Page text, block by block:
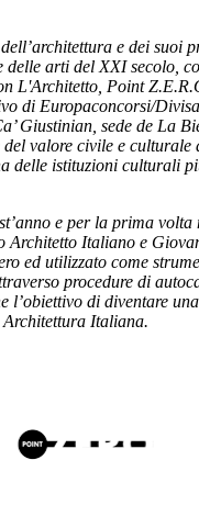
e dei suoi
delle arti del XXI secolo,
L'Architetto, Point
di Europaconcorsi/
Giustinian, sede de La
del valore civile e
delle istituzioni culturali
e per la prima
Architetto Italiano e
ed utilizzato come
procedure di
l’obiettivo di diventare
Italiana.